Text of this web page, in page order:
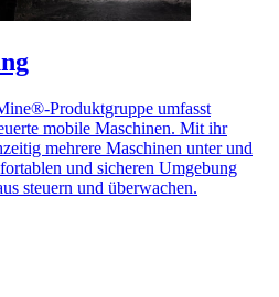
Produktgruppe umfasst
mobile Maschinen. Mit ihr
mehrere Maschinen unter und
und sicheren Umgebung
steuern und überwachen.